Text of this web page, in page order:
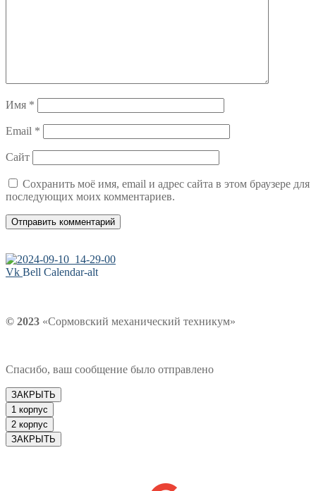
Имя *
Email *
Сайт
Сохранить моё имя, email и адрес сайта в этом браузере для
последующих моих комментариев.
Vk Bell Calendar-alt
© 2023 «Сормовский механический техникум»
Спасибо, ваш сообщение было отправлено
ЗАКРЫТЬ
1 корпус
2 корпус
ЗАКРЫТЬ